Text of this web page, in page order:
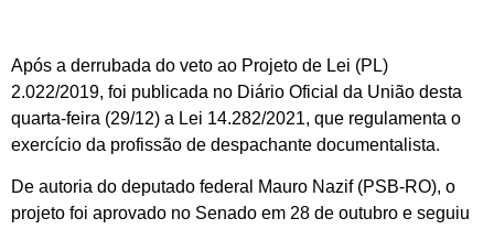
Após a derrubada do veto ao Projeto de Lei (PL)
2.022/2019, foi publicada no Diário Oficial da União desta
quarta-feira (29/12) a Lei 14.282/2021, que regulamenta o
exercício da profissão de despachante documentalista.
De autoria do deputado federal Mauro Nazif (PSB-RO), o
projeto foi aprovado no Senado em 28 de outubro e seguiu